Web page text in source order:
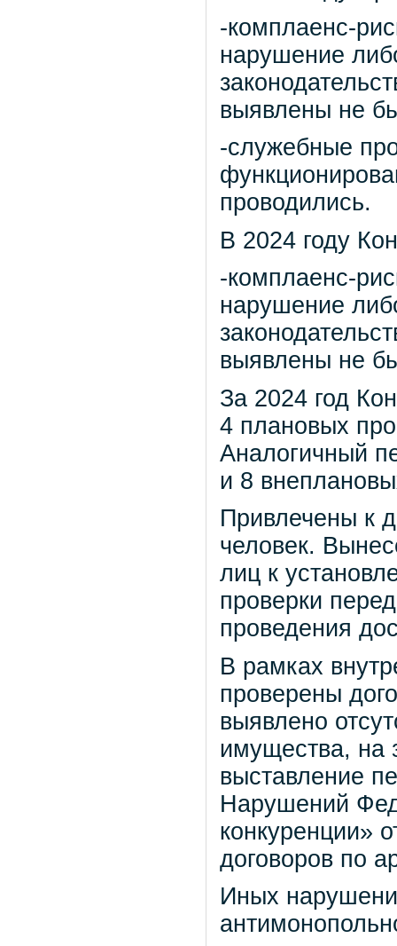
-комплаенс-
нарушение
выявлены не
-служебные
проводились.
В 2024 году
-комплаенс-
нарушение
выявлены не
За 2024 год
4 плановых
Аналогичный
и 8
Привлечены к
человек.
лиц к
проверки
проведения
В рамках
проверены
выявлено
имущества, на
выставление
Нарушений
конкуренции»
договоров по
Иных